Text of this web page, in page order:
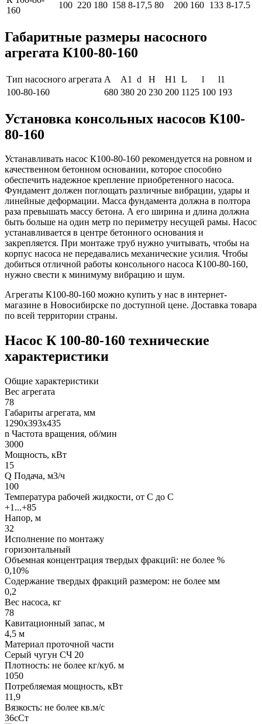
160
100 220 180 158 8-17,5 80 200 160 133 8-17.5
Габаритные размеры насосного
агрегата К100-80-160
Тип насосного агрегата A A1 d H H1 L l
l1
100-80-160
680 380 20 230 200 1125 100 193
Установка консольных насосов К100-
80-160
Устанавливать насос К100-80-160 рекомендуется на ровном и
качественном бетонном основании, которое способно
обеспечить надежное крепление приобретенного насоса.
Фундамент должен поглощать различные вибрации, удары и
линейные деформации. Масса фундамента должна в полтора
раза превышать массу бетона. А его ширина и длина должна
быть больше на один метр по периметру несущей рамы. Насос
устанавливается в центре бетонного основания и
закрепляется. При монтаже труб нужно учитывать, чтобы на
корпус насоса не передавались механические усилия. Чтобы
добиться отличной работы консольного насоса К100-80-160,
нужно свести к минимуму вибрацию и шум.
Агрегаты К100-80-160 можно купить у нас в интернет-
магазине в Новосибирске по доступной цене. Доставка товара
по всей территории страны.
Насос К 100-80-160 технические
характеристики
Общие характеристики
Вес агрегата
78
Габариты агрегата, мм
1290х393х435
n Частота вращения, об/мин
3000
Мощность, кВт
15
Q Подача, м3/ч
100
Температура рабочей жидкости, от С до С
+1...+85
Напор, м
32
Исполнение по монтажу
горизонтальный
Объемная концентрация твердых фракций: не более %
0,10%
Содержание твердых фракций размером: не более мм
0,2
Вес насоса, кг
78
Кавитационный запас, м
4,5 м
Материал проточной части
Серый чугун СЧ 20
Плотность: не более кг/куб. м
1050
Потребляемая мощность, кВт
11,9
Вязкость: не более кв.м/с
36сСт